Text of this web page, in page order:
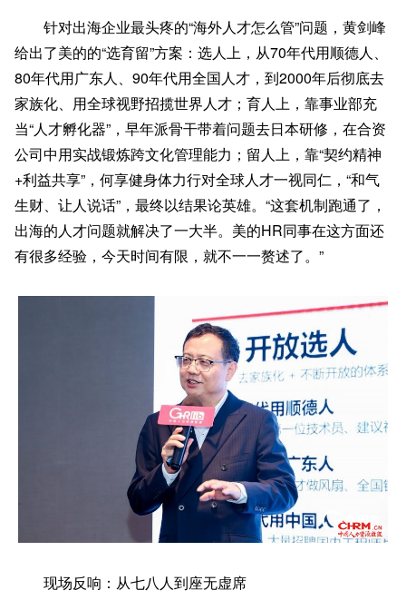
针对出海企业最头疼的“海外人才怎么管”问题，黄剑峰
给出了美的的“选育留”方案：选人上，从70年代用顺德人、
80年代用广东人、90年代用全国人才，到2000年后彻底去
家族化、用全球视野招揽世界人才；育人上，靠事业部充
当“人才孵化器”，早年派骨干带着问题去日本研修，在合资
公司中用实战锻炼跨文化管理能力；留人上，靠“契约精神
+利益共享”，何享健身体力行对全球人才一视同仁，“和气
生财、让人说话”，最终以结果论英雄。“这套机制跑通了，
出海的人才问题就解决了一大半。美的HR同事在这方面还
有很多经验，今天时间有限，就不一一赘述了。”
现场反响：从七八人到座无虚席